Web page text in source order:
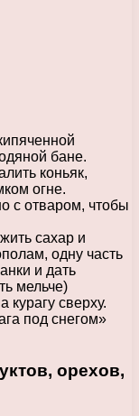
бане.
коньяк,
огне.
с отваром, чтобы
сахар и
одну часть
и дать
мельче)
курагу сверху.
под снегом»
орехов,